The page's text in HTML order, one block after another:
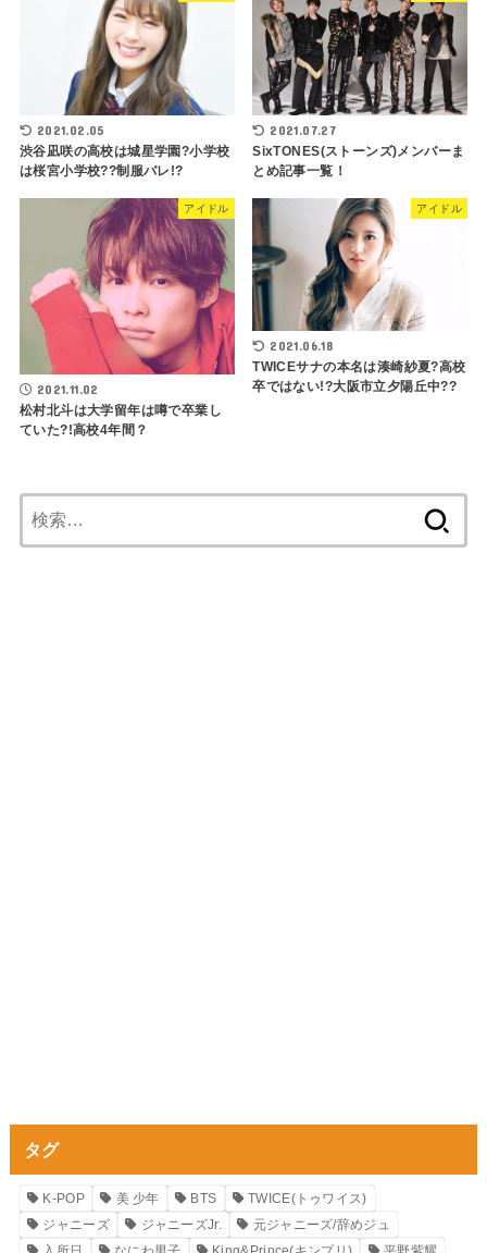
2021.02.05
渋谷凪咲の高校は城星学園?小学校
は桜宮小学校??制服バレ!?
2021.07.27
SixTONES(ストーンズ)メンバーま
とめ記事一覧！
アイドル
2021.11.02
松村北斗は大学留年は噂で卒業し
ていた?!高校4年間？
アイドル
2021.06.18
TWICEサナの本名は湊崎紗夏?高校
卒ではない!?大阪市立夕陽丘中??
索:
タグ
K-POP 美 少年 BTS
TWICE(トゥワイス)
ジャニーズ
ジャニーズJr.
元ジャニーズ/辞めジュ